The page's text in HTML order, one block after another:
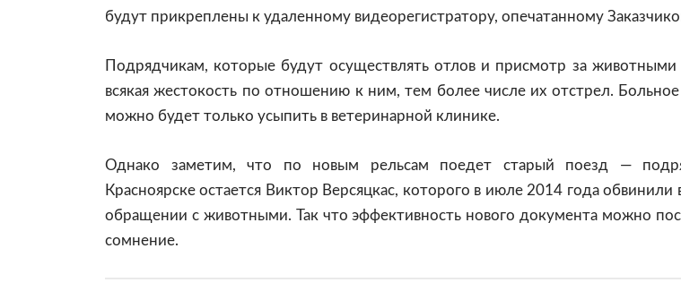
будут прикреплены к удаленному видеорегистратору, опечатанному
Подрядчикам, которые будут осуществлять отлов и присмотр за животными
всякая жестокость по отношению к ним, тем более числе их отстрел.
можно будет только усыпить в ветеринарной клинике.
Однако заметим, что по новым рельсам поедет старый поезд —
Красноярске остается Виктор Версяцкас, которого в июле 2014 года обвинили
обращении с животными. Так что эффективность нового документа можно
сомнение.